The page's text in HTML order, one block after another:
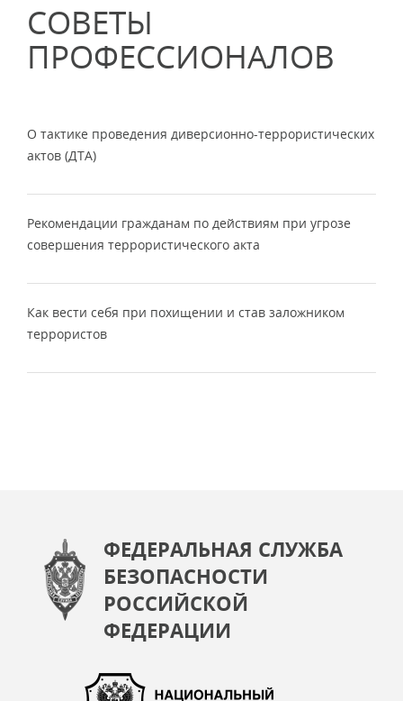
СОВЕТЫ
ПРОФЕССИОНАЛОВ
О тактике проведения диверсионно-террористических
актов (ДТА)
Рекомендации гражданам по действиям при угрозе
совершения террористического акта
Как вести себя при похищении и став заложником
террористов
ФЕДЕРАЛЬНАЯ СЛУЖБА
БЕЗОПАСНОСТИ
РОССИЙСКОЙ
ФЕДЕРАЦИИ